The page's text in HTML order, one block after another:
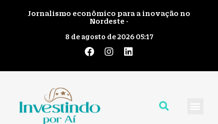
Jornalismo econômico para a inovação no
Nordeste -
8 de agosto de 2026 05:17